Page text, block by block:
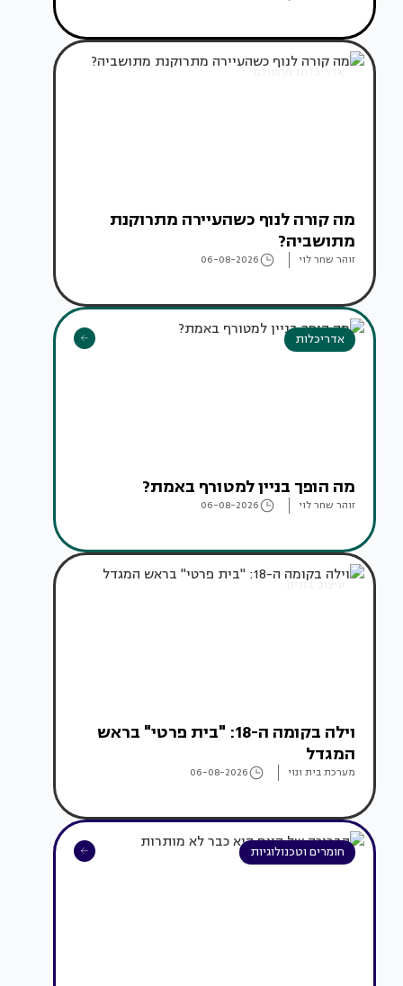
אדריכלות מהעולם
מה קורה לנוף כשהעיירה מתרוקנת
מתושביה?
זוהר שחר לוי 06-08-2026
אדריכלות
מה הופך בניין למטורף באמת?
זוהר שחר לוי 06-08-2026
עיצוב בתים
וילה בקומה ה-18: "בית פרטי" בראש
המגדל
מערכת בית ונוי 06-08-2026
חומרים וטכנולוגיות